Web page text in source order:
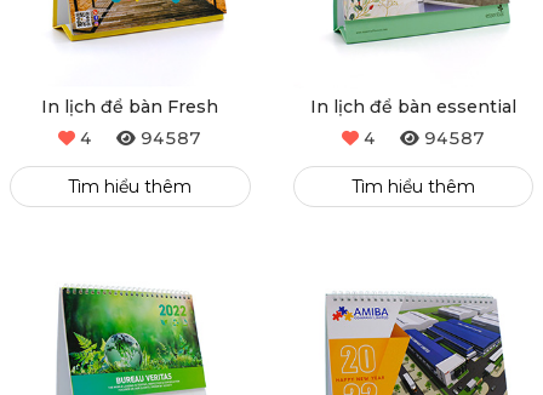
In lịch để bàn Fresh
4
94587
Tìm hiểu thêm
In lịch để bàn essential
4
94587
Tìm hiểu thêm